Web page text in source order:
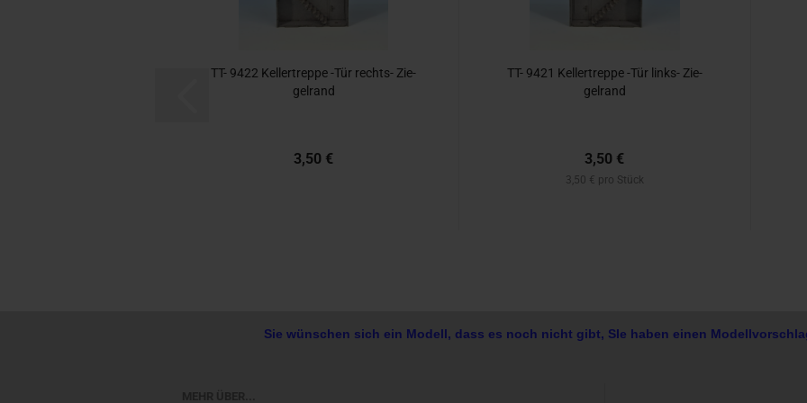
TT- 9422 Kel­ler­trep­pe -Tür rechts-​​ Zie­
gel­rand
3,50 €
TT- 9421 Kel­ler­trep­pe -Tür links-​​ Zie­
gel­rand
3,50 €
3,50 € pro Stück
Sie wünschen sich ein Modell, dass es noch nicht gibt, SIe haben einen